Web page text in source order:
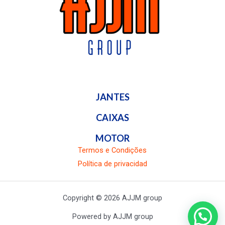
JANTES
CAIXAS
MOTOR
Termos e Condições
Política de privacidad
Copyright © 2026 AJJM group
Powered by AJJM group